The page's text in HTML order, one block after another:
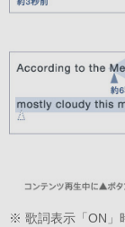
※ 歌詞表示「ON」